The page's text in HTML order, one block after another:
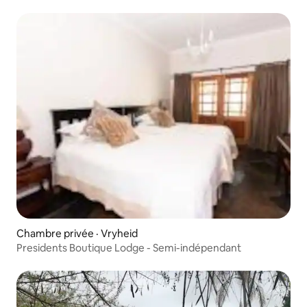
Chambre privée · Vryheid
Presidents Boutique Lodge - Semi-indépendant